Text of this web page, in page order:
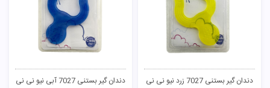
دندان گیر بستنی 7027 زرد نیو نی نی دندان گیر بستنی 7027 آبی نیو نی نی